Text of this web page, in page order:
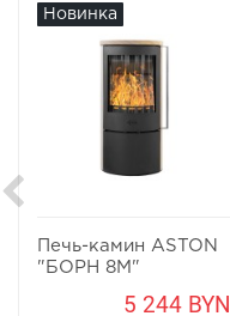
Новинка
Печь-камин ASTON
"БОРН 8М"
5 244 BYN